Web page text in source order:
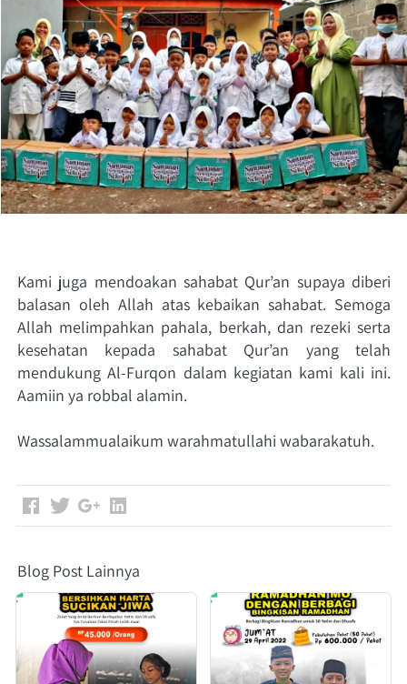
Kami juga mendoakan sahabat Qur’an supaya diberi
balasan oleh Allah atas kebaikan sahabat. Semoga
Allah melimpahkan pahala, berkah, dan rezeki serta
kesehatan kepada sahabat Qur’an yang telah
mendukung Al-Furqon dalam kegiatan kami kali ini.
Aamiin ya robbal alamin.
Wassalammualaikum warahmatullahi wabarakatuh.
Blog Post Lainnya